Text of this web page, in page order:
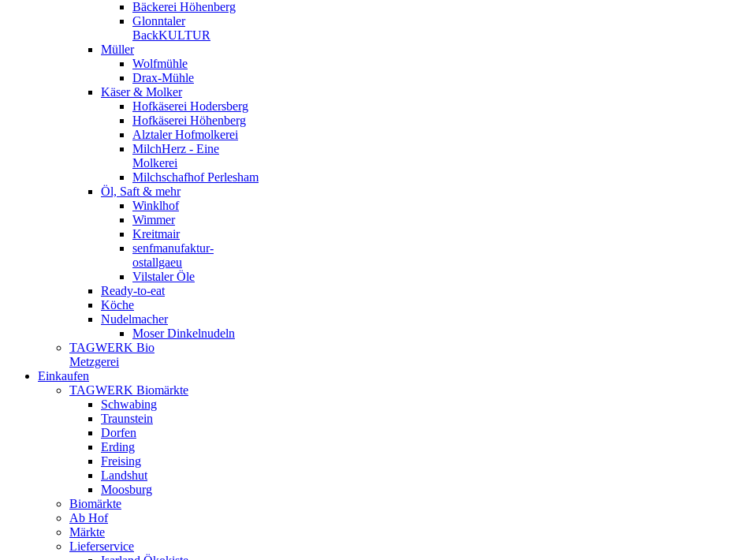
Bäckerei Höhenberg
Glonntaler
BackKULTUR
Müller
Wolfmühle
Drax-Mühle
Käser & Molker
Hofkäserei Hodersberg
Hofkäserei Höhenberg
Alztaler Hofmolkerei
MilchHerz - Eine
Molkerei
Milchschafhof Perlesham
Öl, Saft & mehr
Winklhof
Wimmer
Kreitmair
senfmanufaktur-
ostallgaeu
Vilstaler Öle
Ready-to-eat
Köche
Nudelmacher
Moser Dinkelnudeln
TAGWERK Bio
Metzgerei
Einkaufen
TAGWERK Biomärkte
Schwabing
Traunstein
Dorfen
Erding
Freising
Landshut
Moosburg
Biomärkte
Ab Hof
Märkte
Lieferservice